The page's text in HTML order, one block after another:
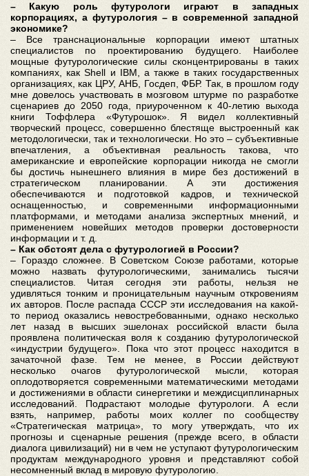
– Какую роль футурологи играют в западных
корпорациях, а футурология – в современной западной
экономике?
– Все транснациональные корпорации имеют штатных
специалистов по проектированию будущего. Наиболее
мощные футурологические силы сконцентрированы в таких
компаниях, как Shell и IBM, а также в таких государственных
организациях, как ЦРУ, АНБ, Госдеп, ФБР. Так, в прошлом году
мне довелось участвовать в мозговом штурме по разработке
сценариев до 2050 года, приуроченном к 40-летию выхода
книги Тоффлера «Футурошок». Я видел коллективный
творческий процесс, совершенно блестяще выстроенный как
методологически, так и технологически. Но это – субъективные
впечатления, а объективная реальность такова, что
американские и европейские корпорации никогда не смогли
бы достичь нынешнего влияния в мире без достижений в
стратегическом планировании. А эти достижения
обеспечиваются и подготовкой кадров, и технической
оснащенностью, и современными информационными
платформами, и методами анализа экспертных мнений, и
применением новейших методов проверки достоверности
информации и т. д.
– Как обстоят дела с футурологией в России?
– Гораздо сложнее. В Советском Союзе работами, которые
можно назвать футурологическими, занимались тысячи
специалистов. Читая сегодня эти работы, нельзя не
удивляться тонким и проницательным научным откровениям
их авторов. После распада СССР эти исследования на какой-
то период оказались невостребованными, однако несколько
лет назад в высших эшелонах российской власти была
проявлена политическая воля к созданию футурологической
«индустрии будущего». Пока что этот процесс находится в
зачаточной фазе. Тем не менее, в России действуют
несколько очагов футурологической мысли, которая
оплодотворяется современными математическими методами
и достижениями в области синергетики и междисциплинарных
исследований. Подрастают молодые футурологи. А если
взять, например, работы моих коллег по сообществу
«Стратегическая матрица», то могу утверждать, что их
прогнозы и сценарные решения (прежде всего, в области
диалога цивилизаций) ни в чем не уступают футурологическим
продуктам международного уровня и представляют собой
несомненный вклад в мировую футурологию.